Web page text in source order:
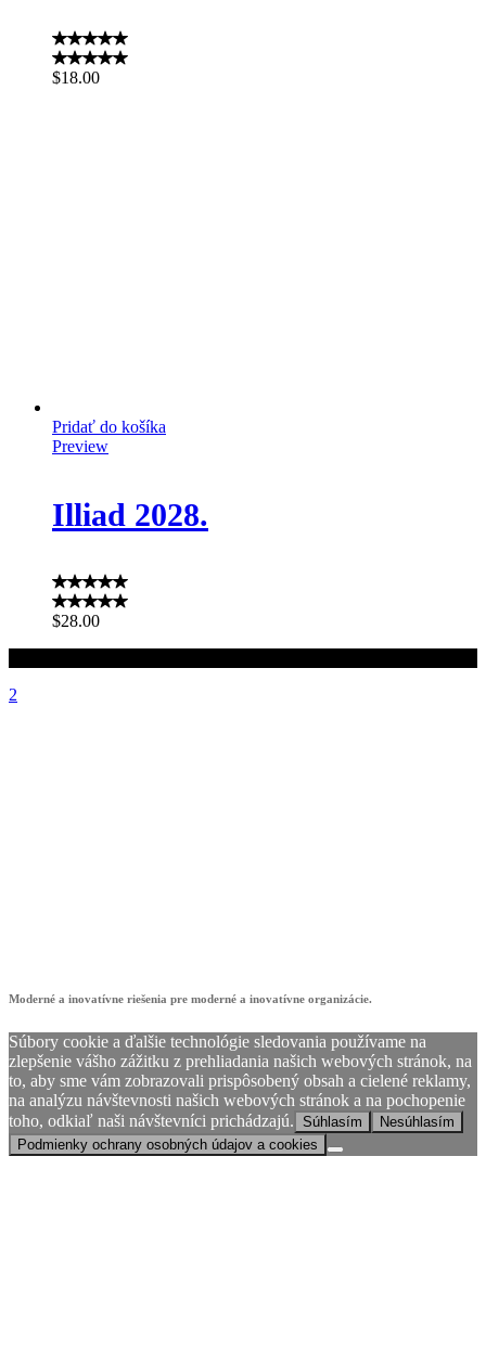
$18.00
Pridať do košíka
Preview
Illiad 2028.
$28.00
Moderné a inovatívne riešenia pre moderné a inovatívne organizácie.
Súbory cookie a ďalšie technológie sledovania používame na
zlepšenie vášho zážitku z prehliadania našich webových stránok, na
to, aby sme vám zobrazovali prispôsobený obsah a cielené reklamy,
na analýzu návštevnosti našich webových stránok a na pochopenie
toho, odkiaľ naši návštevníci prichádzajú. Súhlasím
Nesúhlasím
Podmienky ochrany osobných údajov a cookies